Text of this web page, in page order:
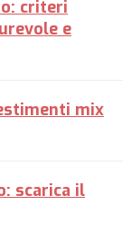
criteri
e
mix
scarica il